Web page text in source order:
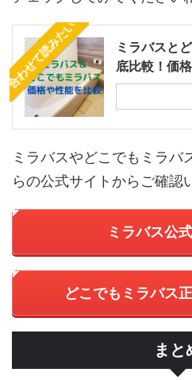
合わせて読みたい
ミラバスと
底比較！価
ミラバスやどこでもミラバ
らの公式サイトからご確認
ミラバス公
どこでもミラバス
まと